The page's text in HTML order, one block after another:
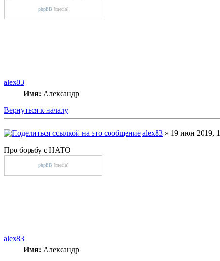
phpBB [media]
alex83
Имя: Александр
Вернуться к началу
alex83 » 19 июн 2019,
Про борьбу с НАТО
phpBB [media]
alex83
Имя: Александр